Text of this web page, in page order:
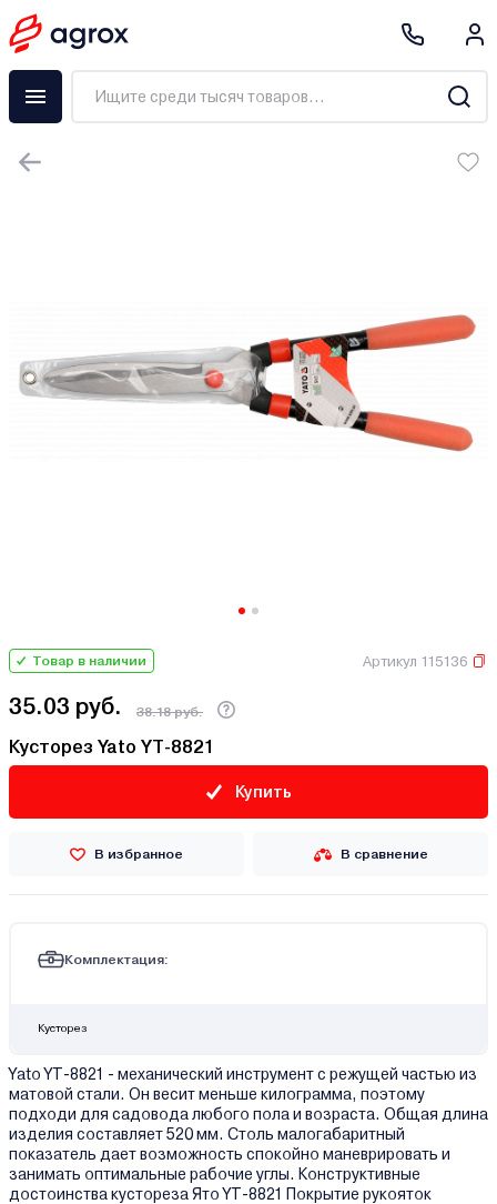
Товар в наличии Артикул 115136
35.03 руб. 38.18 руб.
Кусторез Yato YT-8821
Купить
В избранное В сравнение
Комплектация:
Кусторез
Yato YT-8821 - механический инструмент с режущей частью из
матовой стали. Он весит меньше килограмма, поэтому
подходи для садовода любого пола и возраста. Общая длина
изделия составляет 520 мм. Столь малогабаритный
показатель дает возможность спокойно маневрировать и
занимать оптимальные рабочие углы. Конструктивные
достоинства кустореза Ято YT-8821 Покрытие рукояток